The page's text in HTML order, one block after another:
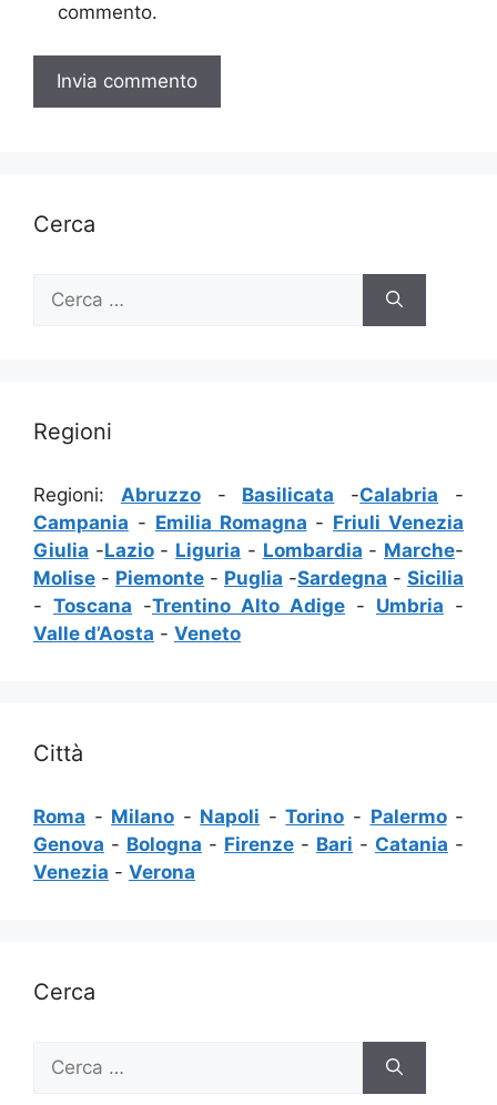
commento.
Cerca
per:
Regioni
Regioni: Abruzzo- Basilicata -Calabria -
Campania - Emilia Romagna - Friuli Venezia
Giulia -Lazio- Liguria - Lombardia - Marche-
Molise - Piemonte - Puglia -Sardegna - Sicilia
- Toscana -Trentino Alto Adige - Umbria -
Valle d’Aosta - Veneto
Città
Roma - Milano - Napoli -Torino - Palermo-
Genova - Bologna - Firenze - Bari - Catania -
Venezia - Verona
Cerca
per: